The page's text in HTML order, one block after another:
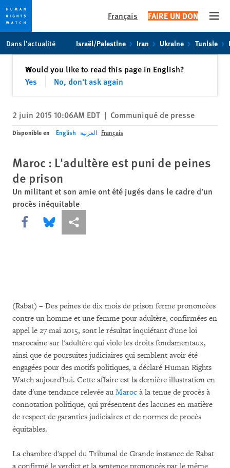
toto
content
Français FAIRE UN DON
Dans l’actualité Israël/Palestine Iran Ukraine Tunisie
Would you like to read this page in English?
Yes
No, don't ask again
✕Fermer
2 juin 2015 10:06AM EDT | Communiqué de presse
Disponible en English العربية Français
Maroc : L'adultère est puni de peines
de prison
Un militant et son amie ont été jugés dans le cadre d’un
procès inéquitable
Share this via Facebook
Share this via Bluesky
Share this via Partagez
(Rabat) – Des peines de dix mois de prison ferme prononcées
contre un homme et une femme pour adultère, confirmées en
appel le 27 mai 2015, sont le résultat inquiétant d'une loi
marocaine sur l'adultère qui viole les droits fondamentaux,
ainsi que de poursuites judiciaires qui semblent avoir été
engagées pour des motifs politiques, a déclaré Human Rights
Watch aujourd'hui. Cette affaire est la dernière illustration en
date d'une tendance relevée au Maroc à la tenue de procès à
connotation politique, qui présentent des lacunes en matière
de respect de garanties judiciaires et de normes de procès
équitables.
La chambre d'appel du Tribunal de Grande instance de Rabat